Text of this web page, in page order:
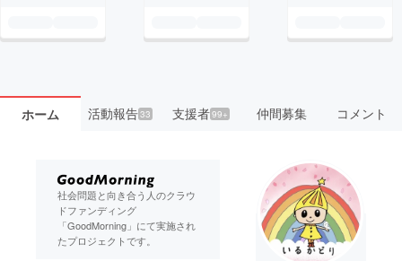
ホーム 活動報告33 支援者99+ 仲間募集 コメント
社会問題と向き合う人のクラウ
ドファンディング
「GoodMorning」にて実施され
たプロジェクトです。